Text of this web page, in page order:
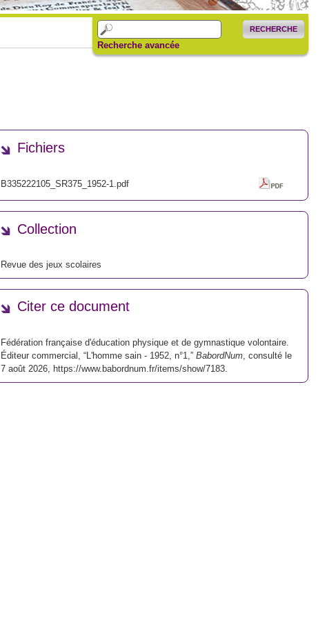
RECHERCHE
Recherche avancée
Fichiers
B335222105_SR375_1952-1.pdf
Collection
Revue des jeux scolaires
Citer ce document
Fédération française d'éducation physique et de gymnastique volontaire.
Éditeur commercial, “L'homme sain - 1952, n°1,” BabordNum, consulté le
7 août 2026,
https://www.babordnum.fr/items/show/7183.